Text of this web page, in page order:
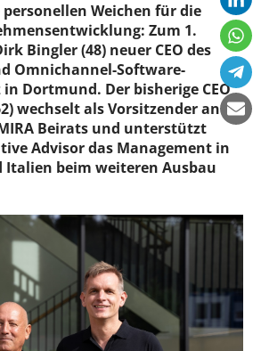
personellen Weichen für die
Zum 1.
Bingler (48) neuer CEO des
Omnichannel-Software-
Dortmund. Der bisherige CEO
wechselt als Vorsitzender an
Beirats und unterstützt
Advisor das Management in
Italien beim weiteren Ausbau